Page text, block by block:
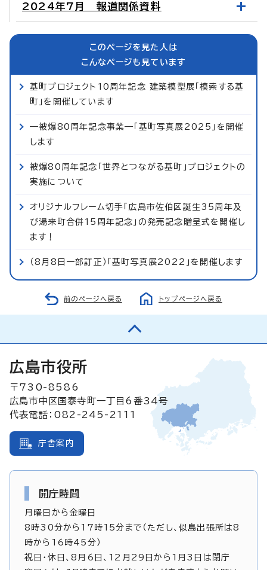
2024年7月 報道関係資料
このページを見た人は
こんなページも見ています
基町プロジェクト10周年記念 建築模型展「模索する基
町」を開催しています
—被爆80周年記念事業—「基町写真展2025」を開催
します
被爆80周年記念「世界とつながる基町」プロジェクトの
実施について
オリジナルフレーム切手「広島市佐伯区誕生35周年及
び湯来町合併15周年記念」の発売記念贈呈式を開催し
ます！
（8月8日一部訂正）「基町写真展2022」を開催します
前のページへ戻る トップページへ戻る
広島市役所
〒730-8586
広島市中区国泰寺町一丁目6番34号
代表電話：082-245-2111
庁舎案内
開庁時間
月曜日から金曜日
8時30分から17時15分まで（ただし、似島出張所は8
時から16時45分）
祝日・休日、8月6日、12月29日から1月3日は閉庁